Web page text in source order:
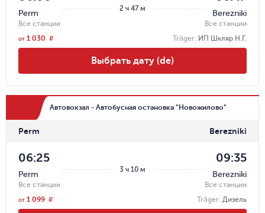
2 ч 47 м
Perm
Все станции
Berezniki
Все станции
Träger: ИП Шкляр Н.Г.
от 1 030 r
Выбрать дату (de)
Автовокзал - Автобусная остановка "Новожилово"
Perm Berezniki
3 ч 10 м
06:25
Perm
Все станции
09:35
Berezniki
Все станции
Träger: Дизель
от 1 099 r